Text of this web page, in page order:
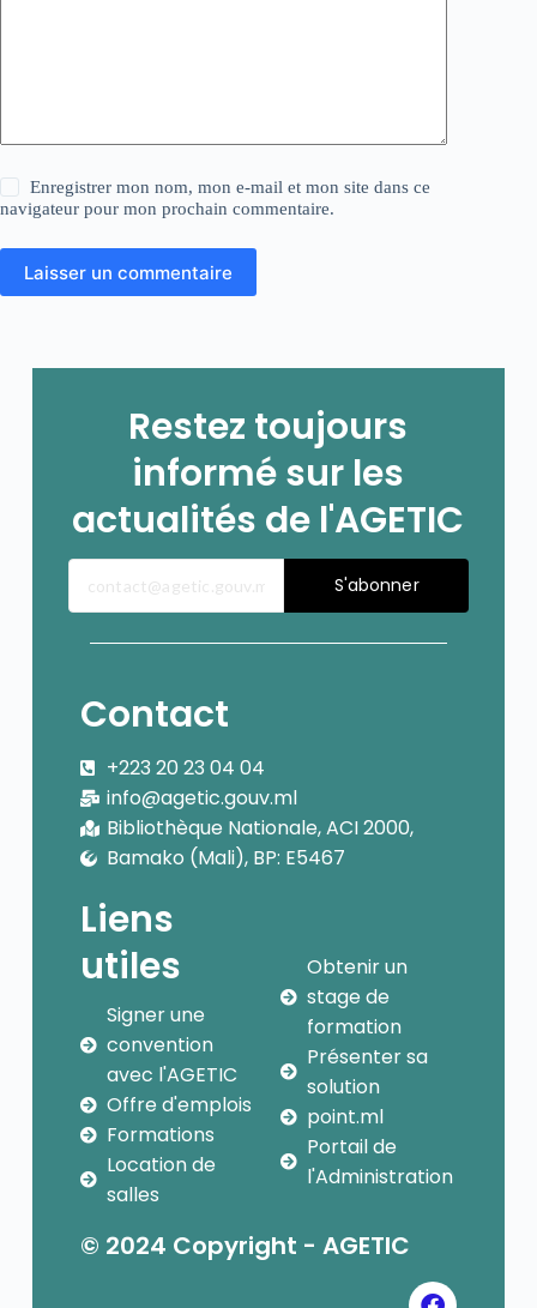
Enregistrer mon nom, mon e-mail et mon site dans ce
navigateur pour mon prochain commentaire.
Laisser un commentaire
Restez toujours
informé sur les
actualités de l'AGETIC
S'abonner
Contact
+223 20 23 04 04
info@agetic.gouv.ml
Bibliothèque Nationale, ACI 2000,
Bamako (Mali), BP: E5467
Liens
utiles
Signer une
convention
avec l'AGETIC
Offre d'emplois
Formations
Location de
salles
Obtenir un
stage de
formation
Présenter sa
solution
point.ml
Portail de
l'Administration
© 2024 Copyright - AGETIC